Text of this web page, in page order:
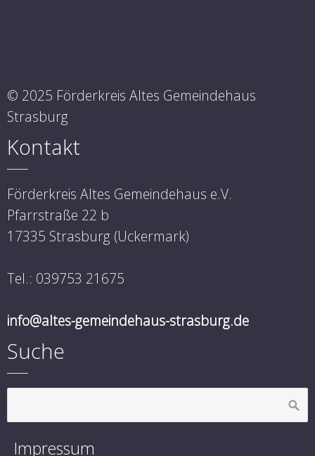
© 2025 Förderkreis Altes Gemeindehaus
Strasburg
Kontakt
Förderkreis Altes Gemeindehaus e.V.
Pfarrstraße 22 b
17335 Strasburg (Uckermark)
Tel.: 039753 21675
info@altes-gemeindehaus-strasburg.de
Suche
Impressum